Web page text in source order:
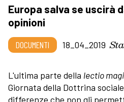
Europa salva se uscirà
opinioni
DOCUMENTI 18_04_2019
L'ultima parte della lectio
Giornata della Dottrina
differenze che non gli